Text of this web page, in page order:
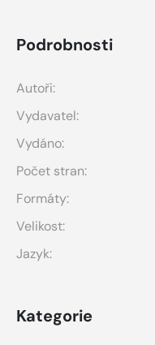
Podrobnosti
Autoři:
Vydavatel:
Vydáno:
Počet stran:
Formáty:
Velikost:
Jazyk:
Kategorie